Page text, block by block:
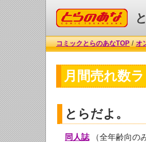
コミックとらのあな
コミックとらのあなTOP/オ
月間売れ数
とらだよ。
同人誌 （全年齢向の